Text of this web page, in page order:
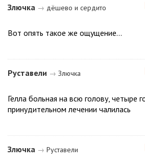
Злючка → дёшево и сердито
Вот опять такое же ощущение...
Руставели → Злючка
Гелла больная на всю голову, четыре
принудительном лечении чалилась
Злючка → Руставели